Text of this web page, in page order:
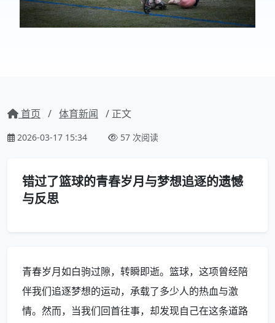
首页 / 体育新闻 / 正文
2026-03-17 15:34 57 次阅读
错过了篮球的青春岁月与梦想追逐的遗憾
与反思
青春岁月如白驹过隙，转瞬即逝。篮球，这项曾经陪
伴我们追逐梦想的运动，承载了多少人的热血与激
情。然而，当我们回首往事，却发现自己在这条道路